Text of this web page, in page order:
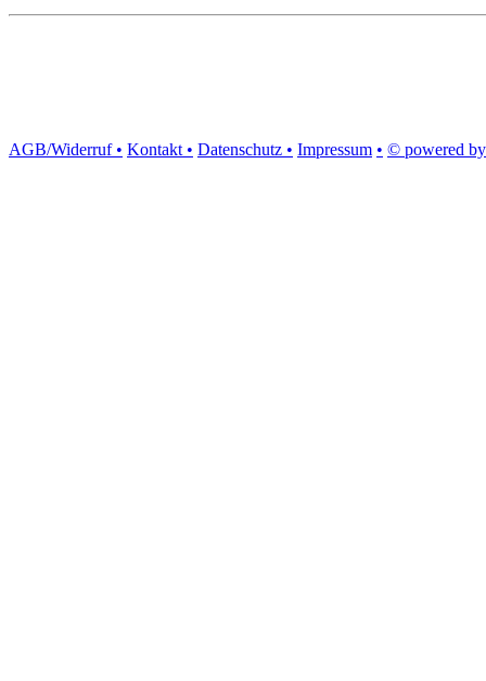
AGB/Widerruf • Kontakt • Datenschutz • Impressum • © powered